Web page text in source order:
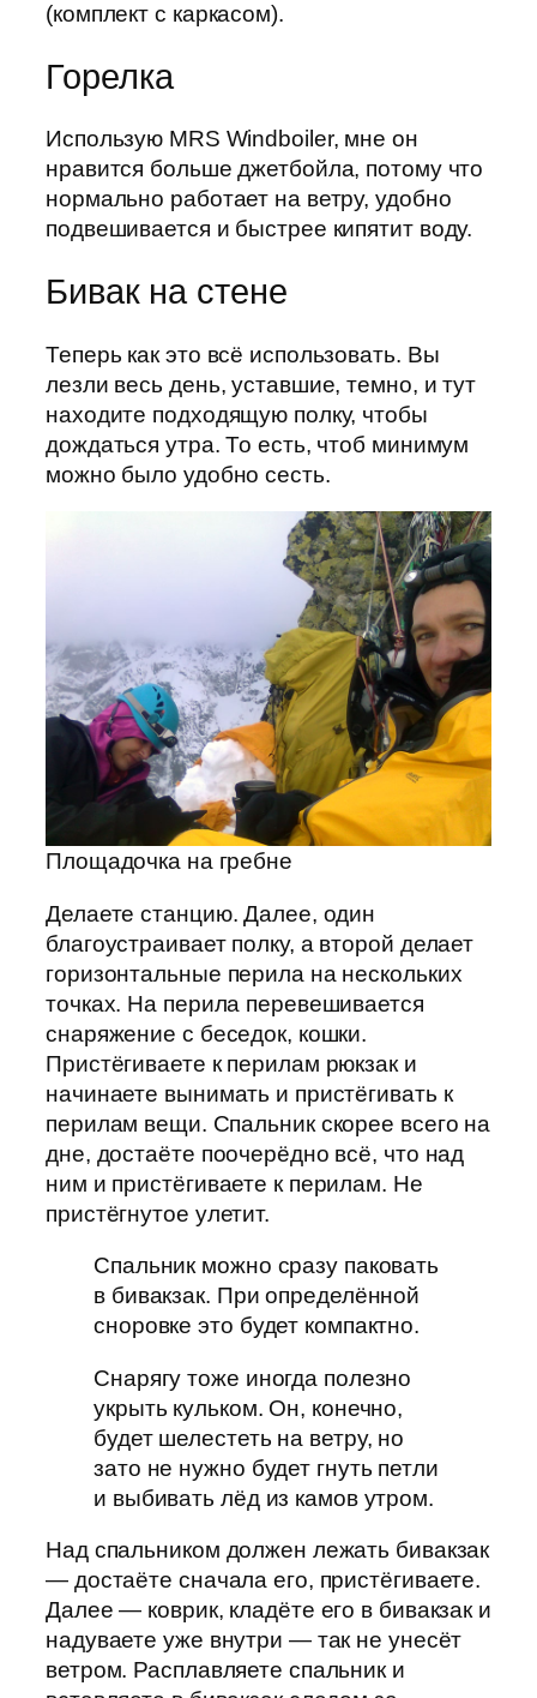
(комплект с каркасом).
Горелка
Использую MRS Windboiler, мне он
нравится больше джетбойла, потому что
нормально работает на ветру, удобно
подвешивается и быстрее кипятит воду.
Бивак на стене
Теперь как это всё использовать. Вы
лезли весь день, уставшие, темно, и тут
находите подходящую полку, чтобы
дождаться утра. То есть, чтоб минимум
можно было удобно сесть.
Площадочка на гребне
Делаете станцию. Далее, один
благоустраивает полку, а второй делает
горизонтальные перила на нескольких
точках. На перила перевешивается
снаряжение с беседок, кошки.
Пристёгиваете к перилам рюкзак и
начинаете вынимать и пристёгивать к
перилам вещи. Спальник скорее всего на
дне, достаёте поочерёдно всё, что над
ним и пристёгиваете к перилам. Не
пристёгнутое улетит.
Спальник можно сразу паковать
в бивакзак. При определённой
сноровке это будет компактно.
Снарягу тоже иногда полезно
укрыть кульком. Он, конечно,
будет шелестеть на ветру, но
зато не нужно будет гнуть петли
и выбивать лёд из камов утром.
Над спальником должен лежать бивакзак
— достаёте сначала его, пристёгиваете.
Далее — коврик, кладёте его в бивакзак и
надуваете уже внутри — так не унесёт
ветром. Расплавляете спальник и